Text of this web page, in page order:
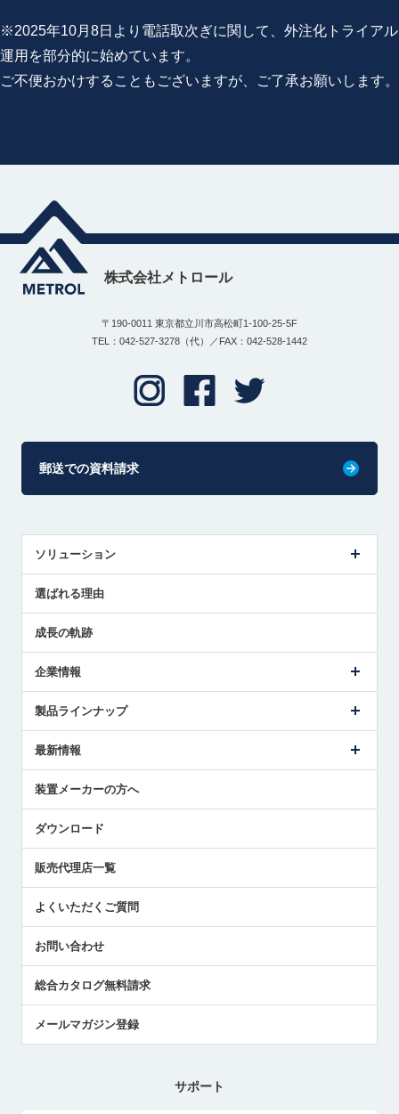
※2025年10月8日より電話取次ぎに関して、外注化トライアル
運用を部分的に始めています。
ご不便おかけすることもございますが、ご了承お願いします。
株式会社メトロール
〒190-0011 東京都立川市高松町1-100-25-5F
TEL：042-527-3278（代）／FAX：042-528-1442
郵送での資料請求
ソリューション
解決策提案
選ばれる理由
成長の軌跡
企業情報
ごあいさつ
受賞履歴
採用情報
国/地域/言語
製品ラインナップ
ツールセッタ製品
エアマイクロセンサ製品
最新情報
メトロールの技術
社員ブログ
中小企業のBCP地震対策
センサのテクニカルガイド
社長ブログ
装置メーカーの方へ
ダウンロード
販売代理店一覧
よくいただくご質問
お問い合わせ
総合カタログ無料請求
メールマガジン登録
サポート